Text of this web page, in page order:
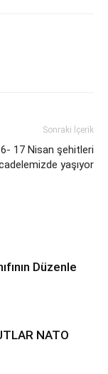
Sonraki İçerik
17 Nisan şehitleri
yaşıyor
Düzenle
NATO